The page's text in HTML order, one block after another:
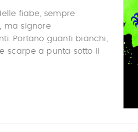
fiabe, sempre
ma signore
Portano guanti bianchi,
scarpe a punta sotto il